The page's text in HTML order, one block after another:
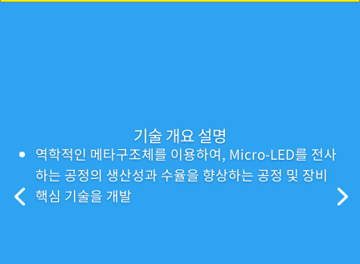
기술 개요 설명
역학적인 메타구조체를 이용하여, Micro-LED를 전사
하는 공정의 생산성과 수율을 향상하는 공정 및 장비
핵심 기술을 개발